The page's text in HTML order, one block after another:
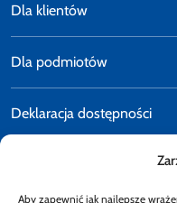
Aby zapewnić jak najlepsze
Dla klientów
Dla podmiotów
Deklaracja dostępności